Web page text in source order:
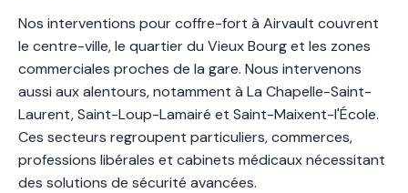
Nos interventions pour coffre-fort à Airvault couvrent
le centre-ville, le quartier du Vieux Bourg et les zones
commerciales proches de la gare. Nous intervenons
aussi aux alentours, notamment à La Chapelle-Saint-
Laurent, Saint-Loup-Lamairé et Saint-Maixent-l'École.
Ces secteurs regroupent particuliers, commerces,
professions libérales et cabinets médicaux nécessitant
des solutions de sécurité avancées.